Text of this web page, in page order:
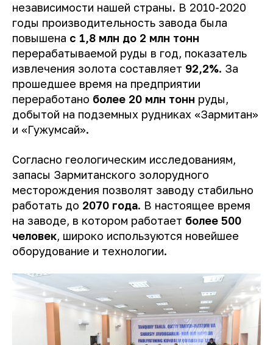
независимости нашей страны. В 2010-2020
годы производительность завода была
повышена с 1,8 млн до 2 млн тонн
перерабатываемой руды в год, показатель
извлечения золота составляет 92,2%. За
прошедшее время на предприятии
переработано более 20 млн тонн руды,
добытой на подземных рудниках «Зармитан»
и «Гужумсай».
Согласно геологическим исследованиям,
запасы Зармитанского золорудного
месторождения позволят заводу стабильно
работать до 2070 года. В настоящее время
на заводе, в котором работает более 500
человек, широко используются новейшее
оборудование и технологии.